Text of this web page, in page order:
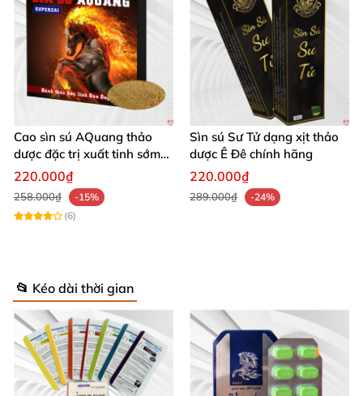
Cao sìn sú AQuang thảo
dược đặc trị xuất tinh sớm
tự nhiên an toàn
220.000₫
258.000₫
-15%
(6)
Sìn sú Sư Tử dạng xịt thảo
dược Ê Đê chính hãng
220.000₫
289.000₫ -24%
📂 Kéo dài thời gian